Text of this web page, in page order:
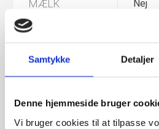
Samtykke Detaljer
Denne hjemmeside bruger
Vi bruger cookies til at tilpasse
MÆLK Nej
GELATINE